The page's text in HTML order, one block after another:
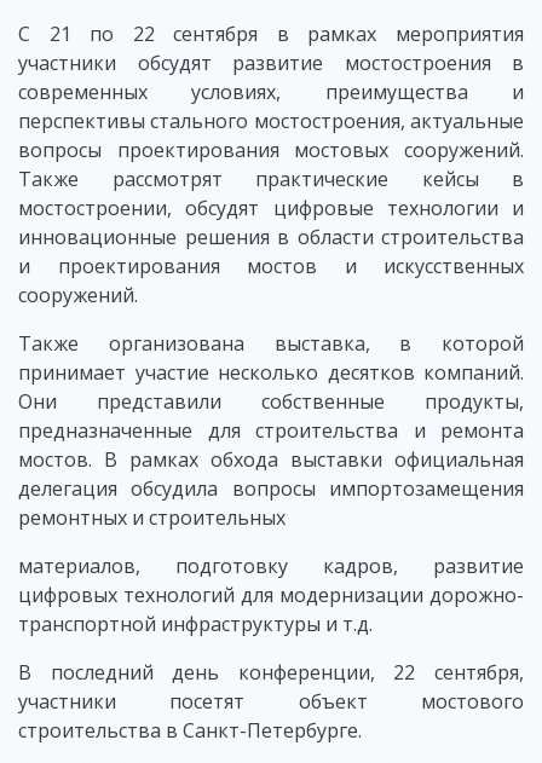
С 21 по 22 сентября в рамках мероприятия
участники обсудят развитие мостостроения в
современных условиях, преимущества и
перспективы стального мостостроения, актуальные
вопросы проектирования мостовых сооружений.
Также рассмотрят практические кейсы в
мостостроении, обсудят цифровые технологии и
инновационные решения в области строительства
и проектирования мостов и искусственных
сооружений.
Также организована выставка, в которой
принимает участие несколько десятков компаний.
Они представили собственные продукты,
предназначенные для строительства и ремонта
мостов. В рамках обхода выставки официальная
делегация обсудила вопросы импортозамещения
ремонтных и строительных
материалов, подготовку кадров, развитие
цифровых технологий для модернизации дорожно-
транспортной инфраструктуры и т.д.
В последний день конференции, 22 сентября,
участники посетят объект мостового
строительства в Санкт-Петербурге.